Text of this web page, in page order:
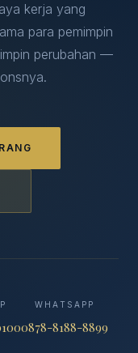
kerja yang
para pemimpin
perubahan —
WHATSAPP
0878-8188-8899